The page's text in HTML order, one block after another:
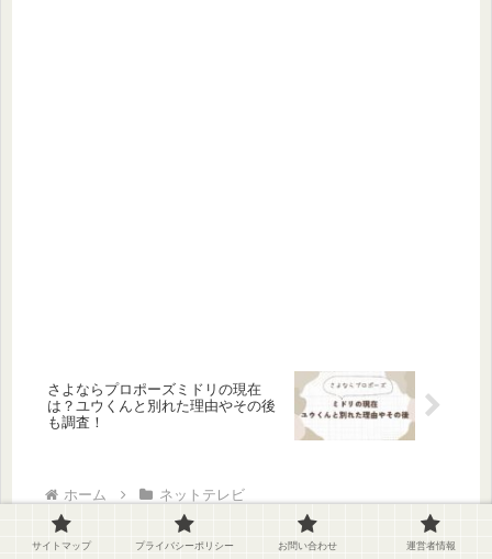
さよならプロポーズミドリの現在
は？ユウくんと別れた理由やその後
も調査！
ホーム ネットテレビ
サイトマップ プライバシーポリシー お問い合わせ 運営者情報